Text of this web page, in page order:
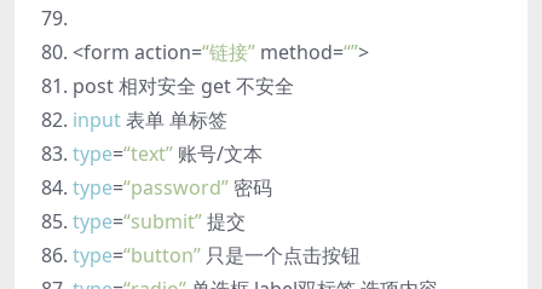
<form action=“链接” method=“”>
post 相对安全 get 不安全
input表单 单标签
type=“text” 账号/文本
type=“password” 密码
type=“submit”提交
type=“button” 只是一个点击按钮